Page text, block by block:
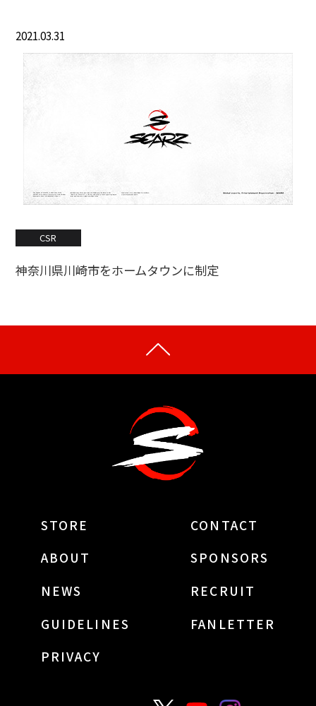
2021.03.31
CSR
神奈川県川崎市をホームタウンに制定
STORE
CONTACT
ABOUT
SPONSORS
NEWS
RECRUIT
GUIDELINES
FANLETTER
PRIVACY